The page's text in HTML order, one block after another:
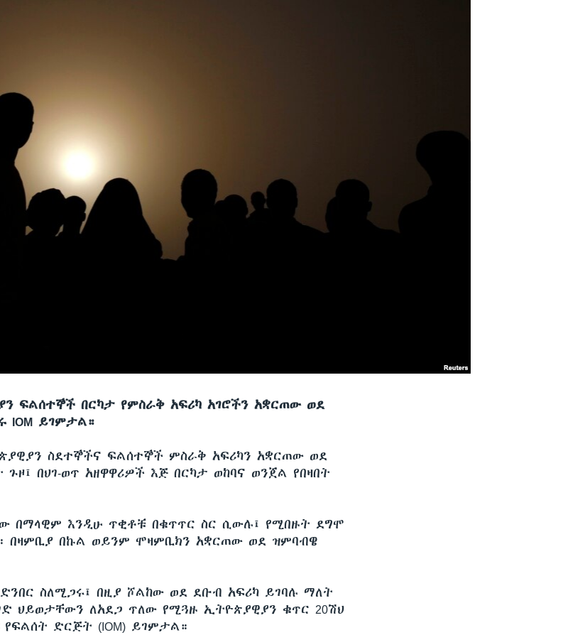
ፍልሰተኞች በርካታ የምስራቅ አፍሪካ አገሮችን አቋርጠው ወደ
IOM ይገምታል።
ስደተኞችና ፍልሰተኞች ምስራቅ አፍሪካን አቋርጠው ወደ
በህገ-ወጥ አዘዋዋሪዎች እጅ በርካታ ወከባና ወንጀል የበዛበት
በማላዊም እንዲሁ ጥቂቶቹ በቁጥጥር ስር ሲውሉ፤ የሚበዙት ደግሞ
በዛምቢያ በኩል ወይንም ሞዛምቢክን አቋርጠው ወደ ዝምባብዌ
ስለሚጋሩ፤ በዚያ ሾልከው ወደ ደቡብ አፍሪካ ይገባሉ ማለት
ህይወታቸውን ለአደጋ ጥለው የሚጓዙ ኢትዮጵያዊያን ቁጥር 20ሽህ
ድርጅት (IOM) ይገምታል።